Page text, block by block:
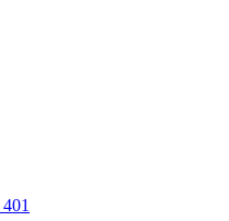
401